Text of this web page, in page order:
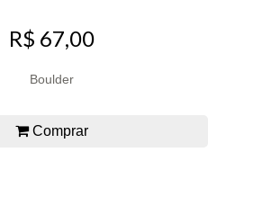
R$ 67,00
Boulder
Comprar